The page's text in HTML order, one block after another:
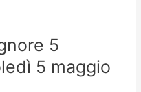
5
5 maggio